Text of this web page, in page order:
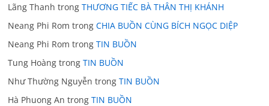
Lãng Thanh trongTHƯƠNG TIẾC BÀ THÂN THỊ KHÁNH
Neang Phi Rom trongCHIA BUỒN CÙNG BÍCH NGỌC DIỆP
Neang Phi Rom trongTIN BUỒN
Tung Hoàng trongTIN BUỒN
Như Thường Nguyễn trongTIN BUỒN
Hà Phuong An trongTIN BUỒN